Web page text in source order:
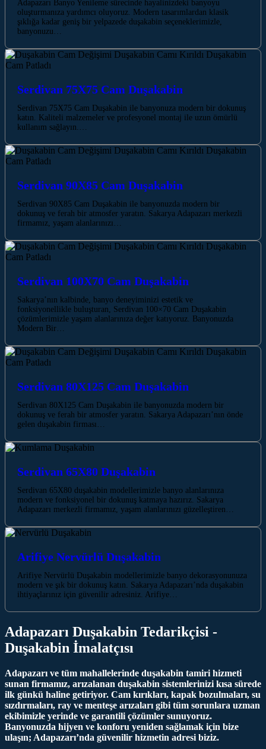
Adapazarı Banyo Yenileme sürecinde hayalinizdeki banyoyu
oluşturmanıza yardımcı oluyoruz. Modern tasarımlardan klasik
şıklığa kadar geniş bir yelpazede duşakabin seçeneklerimizle,
banyonuzu…
Serdivan 75X75 Cam Duşakabin
Serdivan 75X75 Cam Duşakabin ile banyonuza modern bir dokunuş
katın. Kaliteli malzemeler ve profesyonel montaj ile uzun ömürlü
kullanım sağlayın.…
Serdivan 90X85 Cam Duşakabin
Serdivan 90X85 Cam Duşakabin ile banyonuzda modern bir
dokunuş ve ferah bir atmosfer yaratın. Sakarya Adapazarı merkezli
firmamız, yaşam alanlarınızı…
Serdivan 100X70 Cam Duşakabin
Sakarya’nın kalbinde, banyo deneyiminizi estetik ve
fonksiyonellikle buluşturan, Serdivan 100×70 Cam Duşakabin
çözümlerimizle yaşam alanlarınıza değer katıyoruz. Banyonuzda
Modern Bir…
Serdivan 80X125 Cam Duşakabin
Serdivan 80X125 Cam Duşakabin ile banyonuzda modern bir
dokunuş ve ferah bir atmosfer yaratın. Sakarya Adapazarı’nın önde
gelen duşakabin firması…
Serdivan 65X80 Duşakabin
Serdivan 65X80 duşakabin modellerimizle banyo alanlarınıza
modern ve fonksiyonel bir dokunuş katmaya hazırız. Sakarya
Adapazarı merkezli firmamız, yaşam alanlarınızı güzelleştiren…
Arifiye Nervürlü Duşakabin
Arifiye Nervürlü Duşakabin modellerimizle banyo dekorasyonunuza
modern ve şık bir dokunuş katın. Sakarya Adapazarı’nda duşakabin
ihtiyaçlarınız için güvenilir adresiniz. Arifiye…
Adapazarı Duşakabin Tedarikçisi -
Duşakabin İmalatçısı
Adapazarı ve tüm mahallelerinde duşakabin tamiri hizmeti
sunan firmamız, arızalanan duşakabin sistemlerinizi kısa sürede
ilk günkü haline getiriyor. Cam kırıkları, kapak bozulmaları, su
sızdırmaları, ray ve menteşe arızaları gibi tüm sorunlara uzman
ekibimizle yerinde ve garantili çözümler sunuyoruz.
Banyonuzda hijyen ve konforu yeniden sağlamak için bize
ulaşın; Adapazarı’nda güvenilir hizmetin adresi biziz.